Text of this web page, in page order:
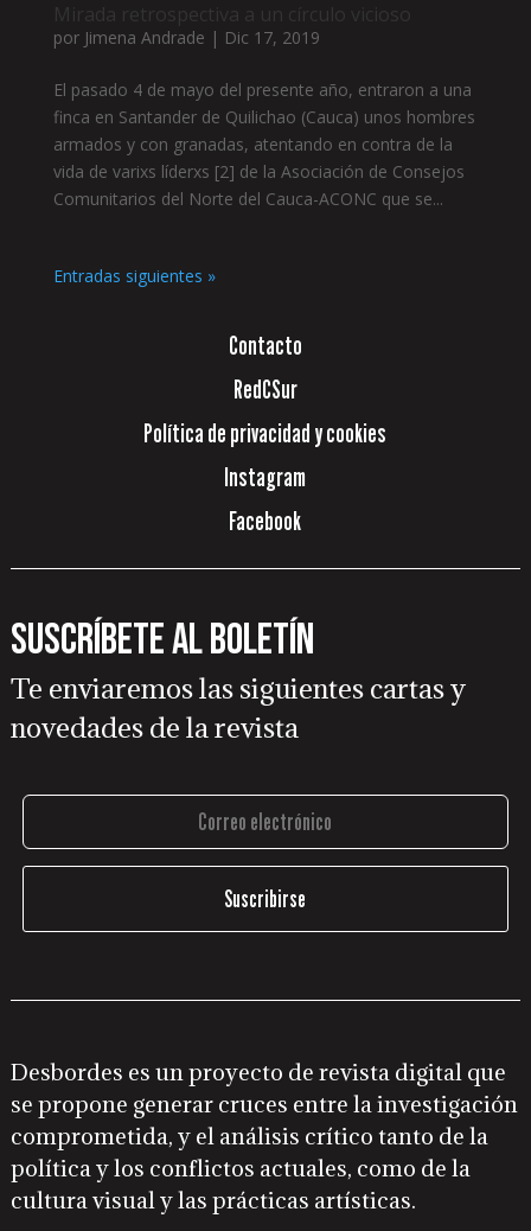
Mirada retrospectiva a un círculo vicioso
por Jimena Andrade | Dic 17, 2019
El pasado 4 de mayo del presente año, entraron a una
finca en Santander de Quilichao (Cauca) unos hombres
armados y con granadas, atentando en contra de la
vida de varixs líderxs [2] de la Asociación de Consejos
Comunitarios del Norte del Cauca-ACONC que se...
Entradas siguientes »
Contacto
RedCSur
Política de privacidad y cookies
Instagram
Facebook
Suscríbete al boletín
Te enviaremos las siguientes cartas y
novedades de la revista
Desbordes es un proyecto de revista digital que
se propone generar cruces entre la investigación
comprometida, y el análisis crítico tanto de la
política y los conflictos actuales, como de la
cultura visual y las prácticas artísticas.